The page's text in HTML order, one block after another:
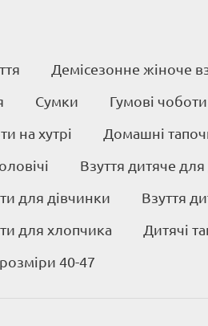
Демісезонне жіноче
Сумки
Гумові
на хутрі
Домашні
Взуття дитяче
для дівчинки
Взуття
для хлопчика
Дитячі
40-47